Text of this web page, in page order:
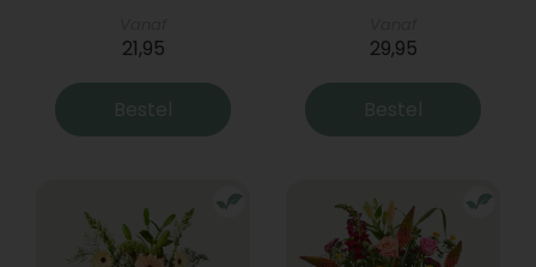
21,95
Bestel
29,95
Bestel